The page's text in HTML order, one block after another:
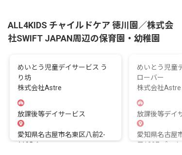
ALL4KIDS チャイルドケア 徳川園／株式会
社SWIFT JAPAN周辺の保育園・幼稚園
めいとう児童デイサービス う
り坊
株式会社Astre
放課後等デイサービス
愛知県名古屋市名東区八前2-
1105-1
めいとう児童
ローバー
株式会社Astre
放課後等デイ
愛知県名古屋
目1807 プロ